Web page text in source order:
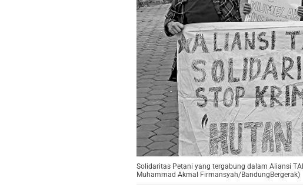
Solidaritas Petani yang tergabung dalam Aliansi
Muhammad Akmal Firmansyah/BandungBergerak)